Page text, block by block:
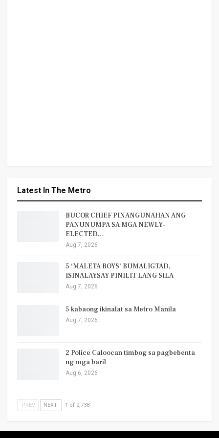
Latest In The Metro
BUCOR CHIEF PINANGUNAHAN ANG
PANUNUMPA SA MGA NEWLY-
ELECTED…
Aug 7, 2026
5 ‘MALETA BOYS’ BUMALIGTAD,
ISINALAYSAY PINILIT LANG SILA
Aug 7, 2026
5 kabaong ikinalat sa Metro Manila
Aug 7, 2026
2 Police Caloocan timbog sa pagbebenta
ng mga baril
Aug 6, 2026
PREV NEXT 1 of 2,738